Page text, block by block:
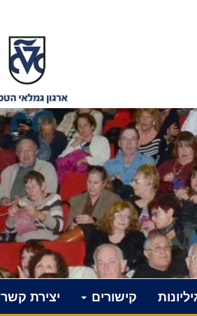
קישורים יצירת קשר